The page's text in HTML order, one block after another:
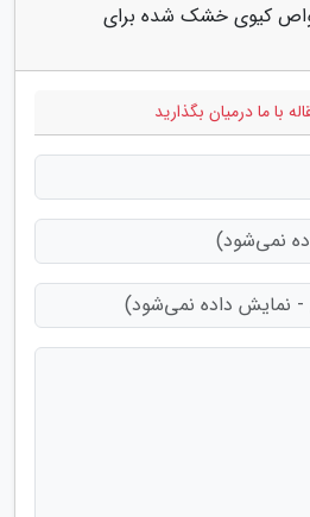
کیوی خشک شده برای
با ما درمیان بگذارید